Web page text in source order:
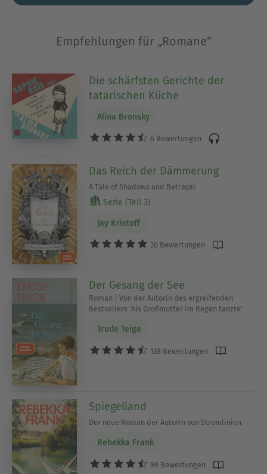
Empfehlungen für „Romane“
Die schärfsten Gerichte der
tatarischen Küche
Alina Bronsky
6 Bewertungen
Das Reich der Dämmerung
A Tale of Shadows and Betrayal
Serie (Teil 3)
Jay Kristoff
20 Bewertungen
Der Gesang der See
Roman | Von der Autorin des ergreifenden
Bestsellers 'Als Großmutter im Regen tanzte'
Trude Teige
138 Bewertungen
Spiegelland
Der neue Roman der Autorin von Stromlinien
Rebekka Frank
99 Bewertungen